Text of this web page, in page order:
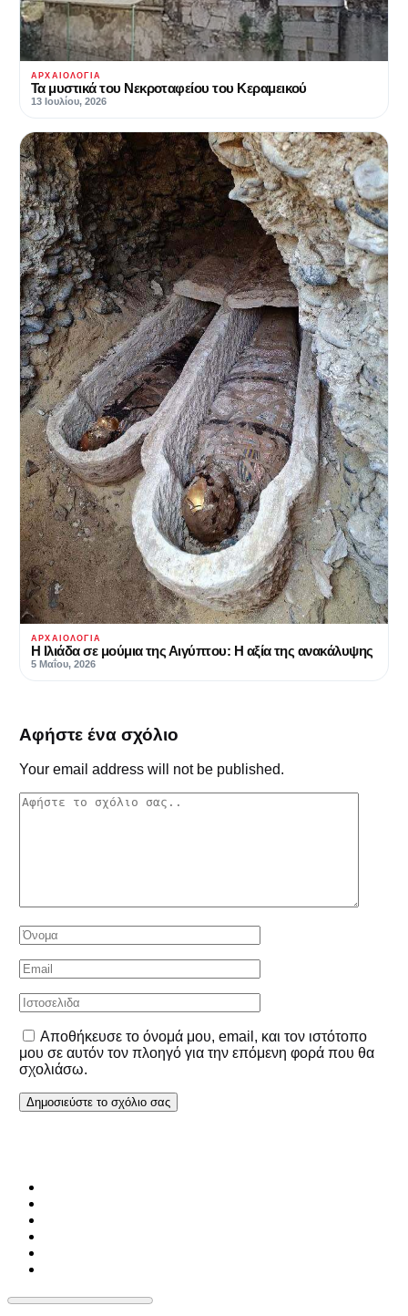
ΑΡΧΑΙΟΛΟΓΊΑ
Τα μυστικά του Νεκροταφείου του Κεραμεικού
13 Ιουλίου, 2026
ΑΡΧΑΙΟΛΟΓΊΑ
Η Ιλιάδα σε μούμια της Αιγύπτου: Η αξία της ανακάλυψης
5 Μαΐου, 2026
Αφήστε ένα σχόλιο
Your email address will not be published.
Αποθήκευσε το όνομά μου, email, και τον ιστότοπο
μου σε αυτόν τον πλοηγό για την επόμενη φορά που θα
σχολιάσω.